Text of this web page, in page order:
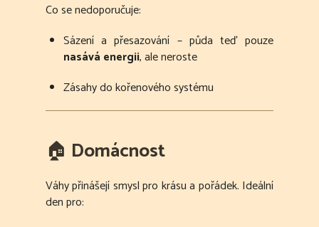
Co se nedoporučuje:
Sázení a přesazování – půda teď pouze
nasává energii, ale neroste
Zásahy do kořenového systému
🏠 Domácnost
Váhy přinášejí smysl pro krásu a pořádek. Ideální
den pro: